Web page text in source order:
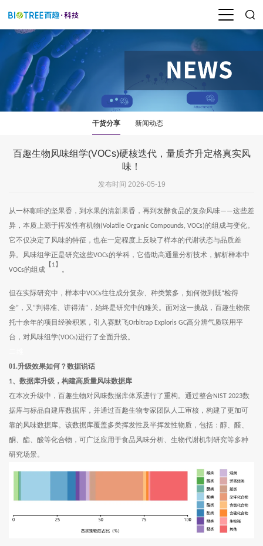
干货分享 新闻动态
百趣生物风味组学(VOCs)硬核迭代，量质齐升定格真实风
味！
发布时间 2026-05-19
从一杯咖啡的坚果香，到水果的清新果香，再到发酵食品的复杂风味——这些差
异，本质上源于挥发性有机物(Volatile Organic Compounds, VOCs)的组成与变化。
它不仅决定了风味的特征，也在一定程度上反映了样本的代谢状态与品质差
异。风味组学正是研究这些VOCs的学科，它借助高通量分析技术，解析样本中
VOCs的组成
【 1 】
。
但在实际研究中，样本中VOCs往往成分复杂、种类繁多，如何做到既“检得
全” ，又 “判得准、讲得清” ，始终是研究中的难关。面对这一挑战，百趣生物依
托十余年的项目经验积累，引入赛默飞Orbitrap Exploris GC高分辨气质联用平
台，对风味组学(VOCs)进行了全面升级。
01.升级效果如何？数据说话
1、数据库升级，构建高质量风味数据库
在本次升级中，百趣生物对风味数据库体系进行了重构。通过整合NIST 2023数
据库与标品自建库数据库，并通过百趣生物专家团队人工审核，构建了更加可
靠的风味数据库。该数据库覆盖多类挥发性及半挥发性物质，包括：醇、醛、
酮、酯、酸等化合物，可广泛应用于食品风味分析、生物代谢机制研究等多种
研究场景。